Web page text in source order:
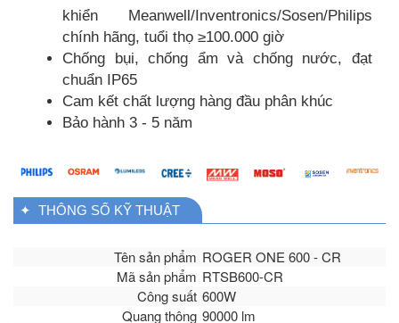
khiển Meanwell/Inventronics/Sosen/Philips
chính hãng, tuổi thọ ≥100.000 giờ
Chống bụi, chống ẩm và chống nước, đạt
chuẩn IP65
Cam kết chất lượng hàng đầu phân khúc
Bảo hành 3 - 5 năm
✦ THÔNG SỐ KỸ THUẬT
Tên sản phẩm ROGER ONE 600 - CR
Mã sản phẩm RTSB600-CR
Công suất 600W
Quang thông 90000 lm